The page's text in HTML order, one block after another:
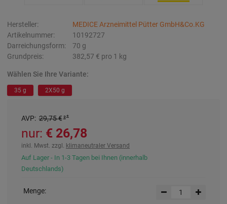
Hersteller:
MEDICE Arzneimittel Pütter GmbH&Co.KG
Artikelnummer:
10192727
Darreichungsform:
70 g
Grundpreis:
382,57 € pro 1 kg
Wählen Sie Ihre Variante:
35 g 2X50 g
AVP: 29,75 €²
nur: 26,78 €
inkl. Mwst. zzgl. klimaneutraler Versand
Auf Lager - In 1-3 Tagen bei Ihnen (innerhalb
Deutschlands)
Menge: